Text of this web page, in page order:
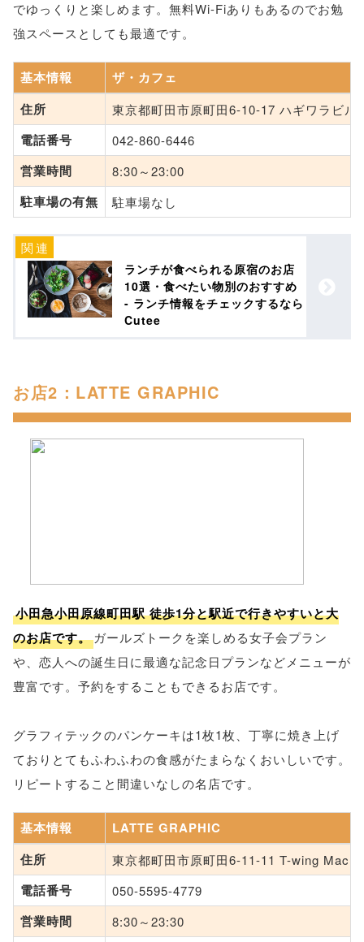
でゆっくりと楽しめます。無料Wi-Fiありもあるのでお勉
強スペースとしても最適です。
基本情報
ザ・カフェ
住所
東京都町田市原町田6-10-17 ハギワラビル
電話番号 042-860-6446
営業時間 8:30～23:00
駐車場の有無 駐車場なし
ランチが食べられる原宿のお店
10選・食べたい物別のおすすめ
- ランチ情報をチェックするなら
Cutee
お店2：LATTE GRAPHIC
小田急小田原線町田駅 徒歩1分と駅近で行きやすいと大
のお店です。 ガールズトークを楽しめる女子会プラン
や、恋人への誕生日に最適な記念日プランなどメニューが
豊富です。予約をすることもできるお店です。
グラフィテックのパンケーキは1枚1枚、丁寧に焼き上げ
ておりとてもふわふわの食感がたまらなくおいしいです。
リピートすること間違いなしの名店です。
基本情報
LATTE GRAPHIC
住所
東京都町田市原町田6-11-11 T-wing
電話番号 050-5595-4779
営業時間 8:30～23:30